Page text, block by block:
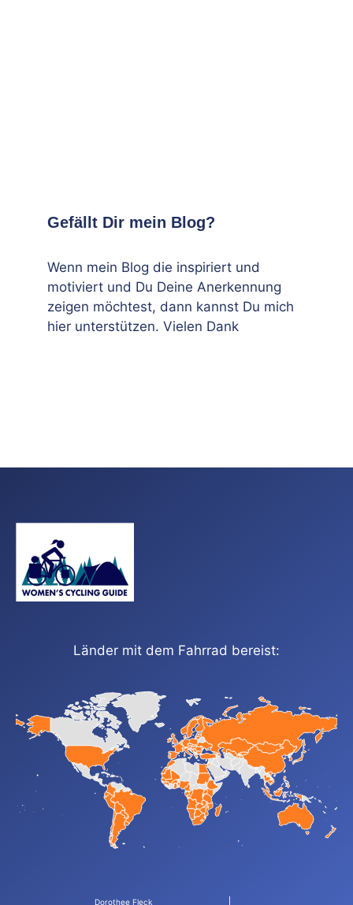
Gefällt Dir mein Blog?
Wenn mein Blog die inspiriert und
motiviert und Du Deine Anerkennung
zeigen möchtest, dann kannst Du mich
hier unterstützen. Vielen Dank
Länder mit dem Fahrrad bereist:
Dorothee Fleck